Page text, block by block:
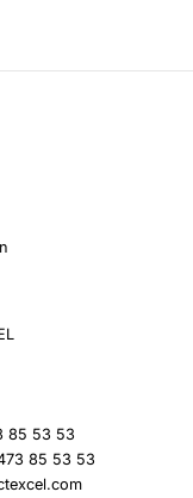
85 53 53
85 53 53